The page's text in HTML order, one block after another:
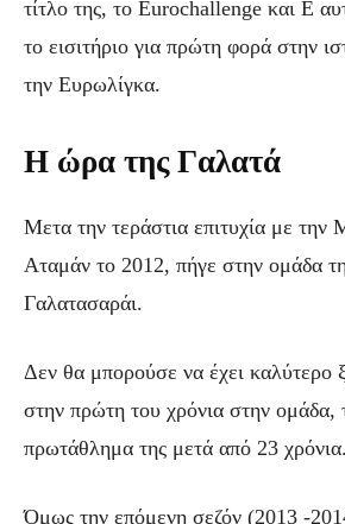
τίτλο της, το Eurochallenge και Ε
το εισιτήριο για πρώτη φορά στην
την Ευρωλίγκα.
Η ώρα της Γαλατά
Μετα την τεράστια επιτυχία με την
Αταμάν το 2012, πήγε στην ομάδα
Γαλατασαράι.
Δεν θα μπορούσε να έχει καλύτερο
στην πρώτη του χρόνια στην ομάδα,
πρωτάθλημα της μετά από 23 χρόνια.
Όμως την επόμενη σεζόν (2013 -